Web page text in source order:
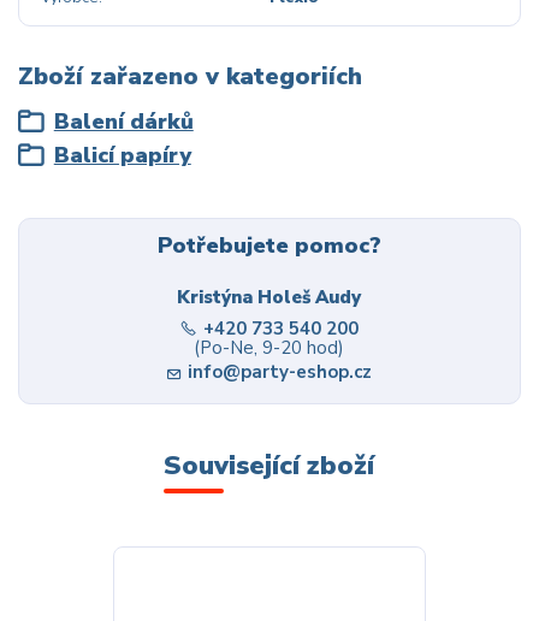
Zboží zařazeno v kategoriích
Balení dárků
Balicí papíry
Potřebujete pomoc?
Kristýna Holeš Audy
+420 733 540 200
(Po-Ne, 9-20 hod)
info@party-eshop.cz
Související zboží